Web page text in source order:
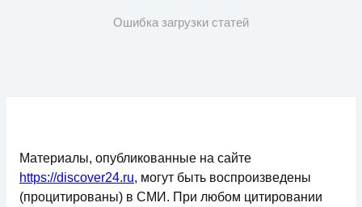
Ошибка загрузки статей
Материалы, опубликованные на сайте
https://discover24.ru, могут быть воспроизведены
(процитированы) в СМИ. При любом цитировании